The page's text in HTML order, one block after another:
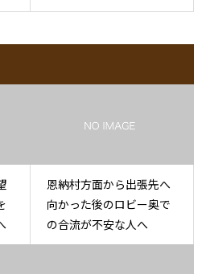
恩納村方面から出張先へ
向かった後のロビー奥で
の合流が不安な人へ